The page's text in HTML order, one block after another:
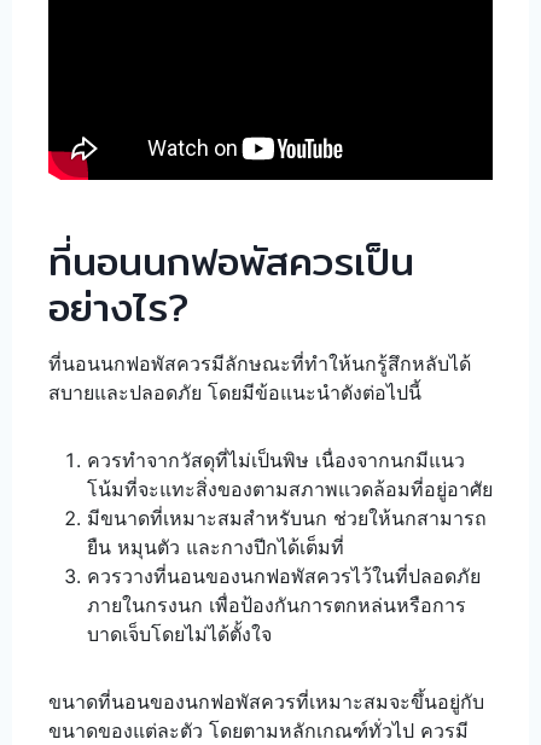
ที่นอนนกฟอพัสควรเป็น
อย่างไร?
ที่นอนนกฟอพัสควรมีลักษณะที่ทำให้นกรู้สึกหลับได้
สบายและปลอดภัย โดยมีข้อแนะนำดังต่อไปนี้
ควรทำจากวัสดุที่ไม่เป็นพิษ เนื่องจากนกมีแนว
โน้มที่จะแทะสิ่งของตามสภาพแวดล้อมที่อยู่อาศัย
มีขนาดที่เหมาะสมสำหรับนก ช่วยให้นกสามารถ
ยืน หมุนตัว และกางปีกได้เต็มที่
ควรวางที่นอนของนกฟอพัสควรไว้ในที่ปลอดภัย
ภายในกรงนก เพื่อป้องกันการตกหล่นหรือการ
บาดเจ็บโดยไม่ได้ตั้งใจ
ขนาดที่นอนของนกฟอพัสควรที่เหมาะสมจะขึ้นอยู่กับ
ขนาดของแต่ละตัว โดยตามหลักเกณฑ์ทั่วไป ควรมี